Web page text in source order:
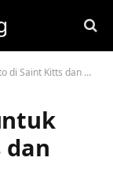
Kitts dan Nevis?